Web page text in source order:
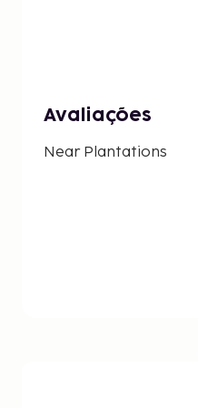
Avaliações
Near Plantations